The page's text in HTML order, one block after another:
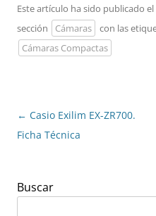
Este artículo ha sido publicado
sección
Cámaras con las
Cámaras Compactas
Navegación
de
← Casio Exilim EX-ZR700.
Ficha Técnica
Buscar